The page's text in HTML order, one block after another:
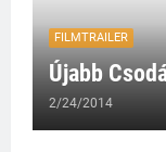
FILMTRAILER
Újabb
2/24/2014